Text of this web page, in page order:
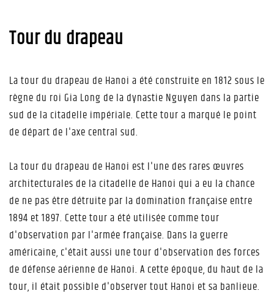
Tour du drapeau
La tour du drapeau de Hanoi a été construite en 1812 sous le
règne du roi Gia Long de la dynastie Nguyen dans la partie
sud de la citadelle impériale. Cette tour a marqué le point
de départ de l'axe central sud.
La tour du drapeau de Hanoi est l'une des rares œuvres
architecturales de la citadelle de Hanoi qui a eu la chance
de ne pas être détruite par la domination française entre
1894 et 1897. Cette tour a été utilisée comme tour
d'observation par l'armée française. Dans la guerre
américaine, c'était aussi une tour d'observation des forces
de défense aérienne de Hanoi. A cette époque, du haut de la
tour, il était possible d'observer tout Hanoi et sa banlieue.